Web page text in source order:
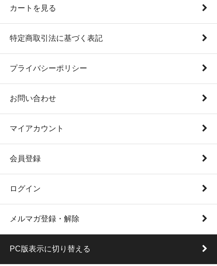
カートを見る
特定商取引法に基づく表記
プライバシーポリシー
お問い合わせ
マイアカウント
会員登録
ログイン
メルマガ登録・解除
PC版表示に切り替える